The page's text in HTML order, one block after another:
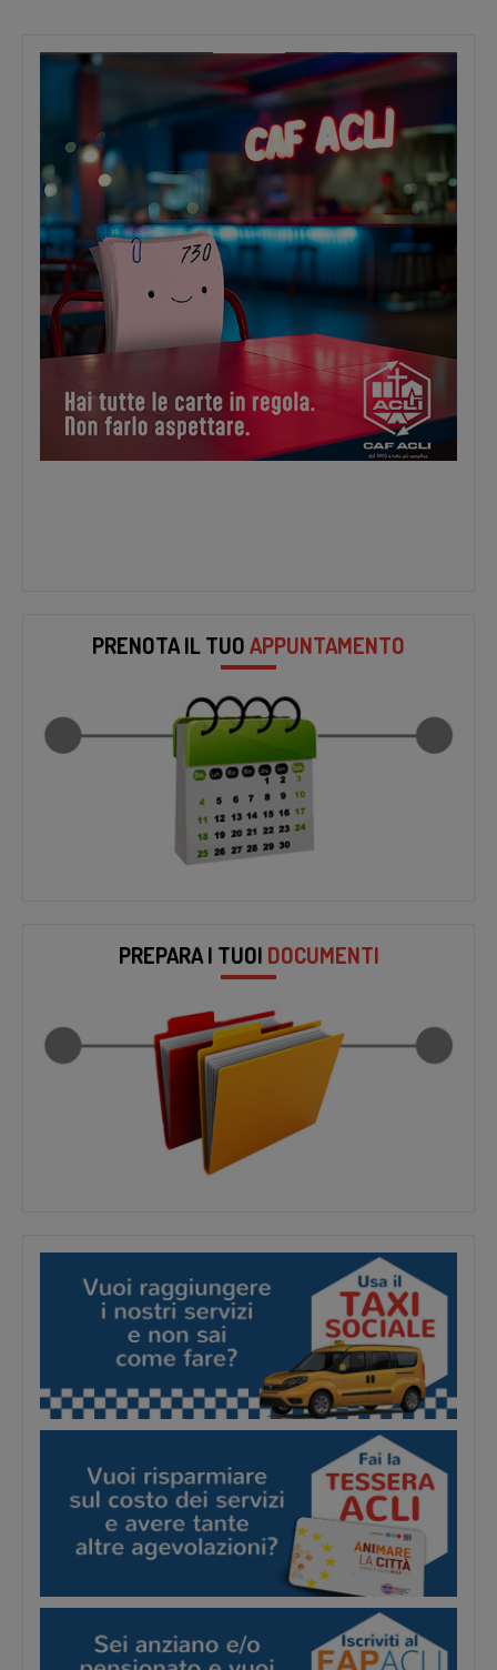
PRENOTA IL TUOAPPUNTAMENTO
PREPARA I TUOI DOCUMENTI